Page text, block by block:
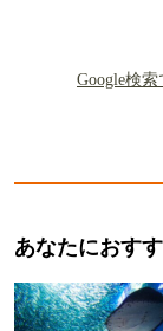
Google検
あなたにおす